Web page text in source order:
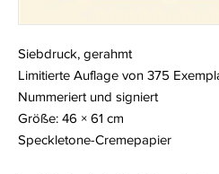
Siebdruck, gerahmt
Limitierte Auflage von 375
Nummeriert und signiert
Größe: 46 × 61 cm
Speckletone-Cremepapier